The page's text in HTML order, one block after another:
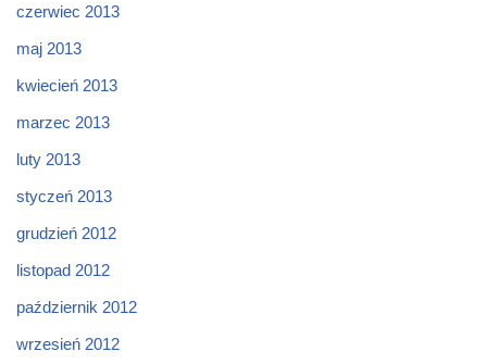
czerwiec 2013
maj 2013
kwiecień 2013
marzec 2013
luty 2013
styczeń 2013
grudzień 2012
listopad 2012
październik 2012
wrzesień 2012